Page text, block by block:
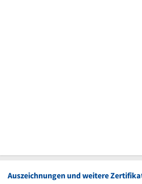
Auszeichnungen und weitere